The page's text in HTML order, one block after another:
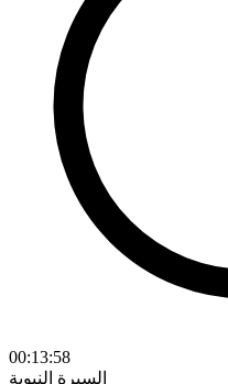
00:13:58
السيرة النبوية